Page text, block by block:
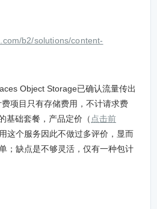
b2/solutions/content-
Object Storage已确认流量传出
项目只有存储费用，不计请求费
基础套餐，产品定价（ 点击前
这个服务因此不做过多评价，显而
；缺点是不够灵活，仅有一种包计